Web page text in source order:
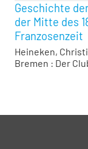
Geschichte
der Mitte des
Franzosenzeit
Heineken,
Bremen : Der